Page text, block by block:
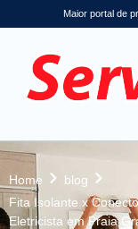
Maior portal de
Home
blog
Fita Isolante x
Eletricista em Praia